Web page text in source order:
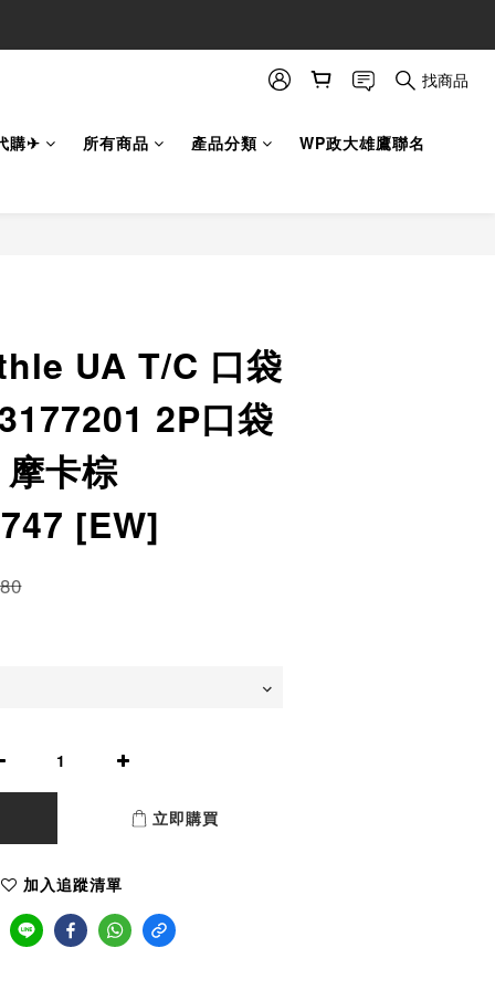
找商品
購✈ 所有商品 產品分類 WP政大雄鷹聯名
UA T/C 口袋
2P口袋
卡棕
[EW]
立即購買
加入追蹤清單